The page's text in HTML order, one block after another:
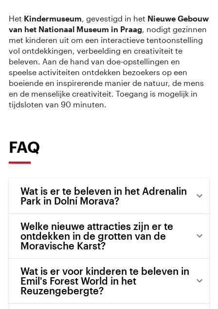
Het Kindermuseum, gevestigd in het Nieuwe Gebouw
van het Nationaal Museum in Praag, nodigt gezinnen
met kinderen uit om een interactieve tentoonstelling
vol ontdekkingen, verbeelding en creativiteit te
beleven. Aan de hand van doe-opstellingen en
speelse activiteiten ontdekken bezoekers op een
boeiende en inspirerende manier de natuur, de mens
en de menselijke creativiteit. Toegang is mogelijk in
tijdsloten van 90 minuten.
FAQ
Wat is er te beleven in het Adrenalin
Park in Dolní Morava?
Welke nieuwe attracties zijn er te
ontdekken in de grotten van de
Moravische Karst?
Wat is er voor kinderen te beleven in
Emil's Forest World in het
Reuzengebergte?